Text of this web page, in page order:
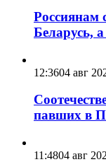
Россиянам
Беларусь,
12:3604 авг
павших в
11:4804 авг